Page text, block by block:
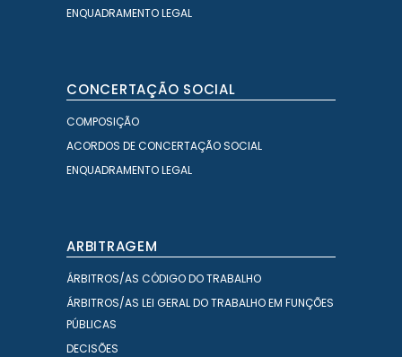
ENQUADRAMENTO LEGAL
CONCERTAÇÃO SOCIAL
COMPOSIÇÃO
ACORDOS DE CONCERTAÇÃO SOCIAL
ENQUADRAMENTO LEGAL
ARBITRAGEM
ÁRBITROS/AS CÓDIGO DO TRABALHO
ÁRBITROS/AS LEI GERAL DO TRABALHO EM FUNÇÕES
PÚBLICAS
DECISÕES